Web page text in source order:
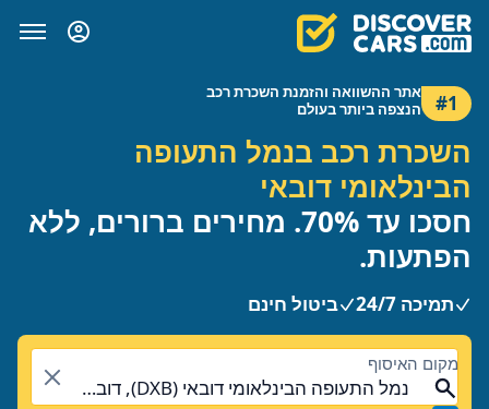
#1
אתר ההשוואה והזמנת השכרת רכב
הנצפה ביותר בעולם
השכרת רכב בנמל התעופה
הבינלאומי דובאי
חסכו עד 70%. מחירים ברורים, ללא
הפתעות.
תמיכה 24/7 ביטול חינם
מקום האיסוף
נמל התעופה הבינלאומי דובאי (DXB), דובאי, איחוד האמירויות הערביות